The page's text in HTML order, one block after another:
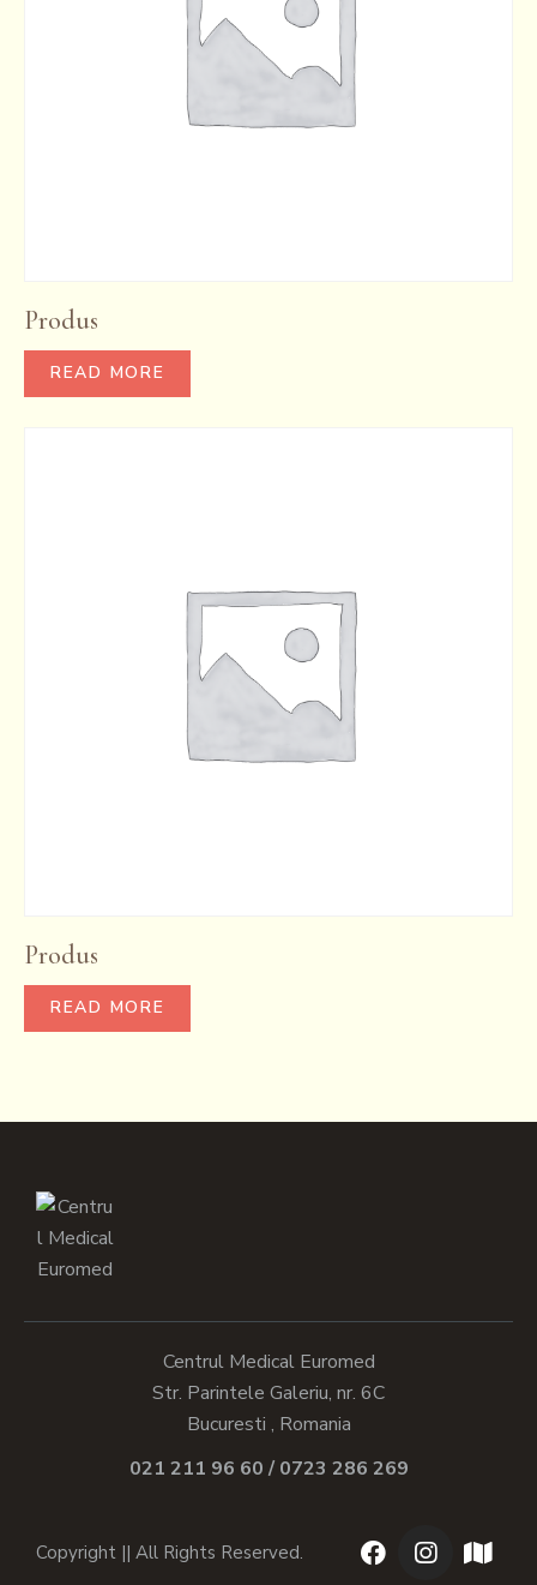
Produs
READ MORE
Produs
READ MORE
Centrul Medical Euromed
Str. Parintele Galeriu, nr. 6C
Bucuresti , Romania
021 211 96 60 / 0723 286 269
Copyright || All Rights Reserved.